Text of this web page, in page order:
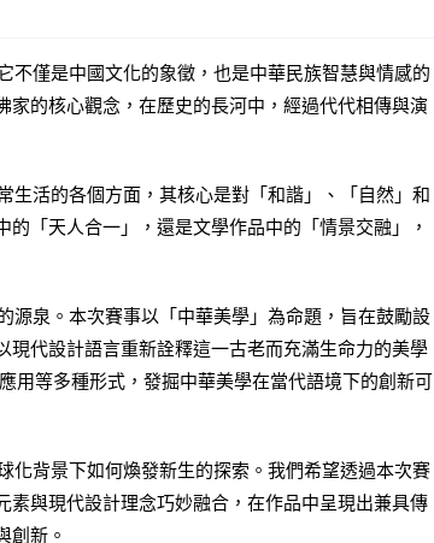
僅是中國文化的象徵，也是中華民族智慧與情感的
的核心觀念，在歷史的長河中，經過代代相傳與演
活的各個方面，其核心是對「和諧」、「自然」和
「天人合一」，還是文學作品中的「情景交融」，
泉。本次賽事以「中華美學」為命題，旨在鼓勵設
代設計語言重新詮釋這一古老而充滿生命力的美學
用等多種形式，發掘中華美學在當代語境下的創新可
背景下如何煥發新生的探索。我們希望透過本次賽
與現代設計理念巧妙融合，在作品中呈現出兼具傳
創新。